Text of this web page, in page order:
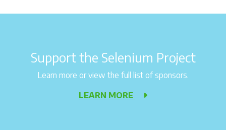
Support the Selenium Project
Learn more or view the full list of sponsors.
LEARN MORE